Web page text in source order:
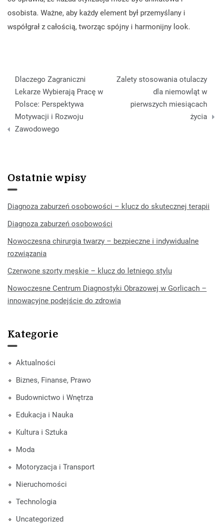
osobista. Ważne, aby każdy element był przemyślany i
współgrał z całością, tworząc spójny i harmonijny look.
Nawigacja
wpisu
Dlaczego Zagraniczni
Lekarze Wybierają Pracę w
Polsce: Perspektywa
Motywacji i Rozwoju
Zawodowego
Zalety stosowania otulaczy
dla niemowląt w
pierwszych miesiącach
życia
Ostatnie wpisy
Diagnoza zaburzeń osobowości – klucz do skutecznej terapii
Diagnoza zaburzeń osobowości
Nowoczesna chirurgia twarzy – bezpieczne i indywidualne
rozwiązania
Czerwone szorty męskie – klucz do letniego stylu
Nowoczesne Centrum Diagnostyki Obrazowej w Gorlicach –
innowacyjne podejście do zdrowia
Kategorie
Aktualności
Biznes, Finanse, Prawo
Budownictwo i Wnętrza
Edukacja i Nauka
Kultura i Sztuka
Moda
Motoryzacja i Transport
Nieruchomości
Technologia
Uncategorized